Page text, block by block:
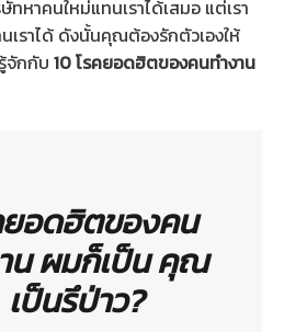
ทหาคนใหม่แทนเราได้เสมอ แต่เรา
เราได้ ดังนั้นคุณต้องรักตัวเองให้
จักกับ 10 โรคยอดฮิตของคนทำงาน
ยอดฮิตของคน
น ผมก็เป็น คุณ
เป็นรึป่าว?